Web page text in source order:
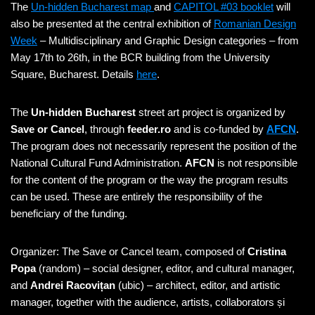
The Un-hidden Bucharest map and CAPITOL #03 booklet will
also be presented at the central exhibition of Romanian Design
Week – Multidisciplinary and Graphic Design categories – from
May 17th to 26th, in the BCR building from the University
Square, Bucharest. Details here.
The Un-hidden Bucharest street art project is organized by
Save or Cancel, through feeder.ro and is co-funded by AFCN.
The program does not necessarily represent the position of the
National Cultural Fund Administration. AFCN is not responsible
for the content of the program or the way the program results
can be used. These are entirely the responsibility of the
beneficiary of the funding.
Organizer: The Save or Cancel team, composed ofCristina
Popa (random) – social designer, editor, and cultural manager,
and Andrei Racovițan (ubic) – architect, editor, and artistic
manager, together with the audience, artists, collaborators și